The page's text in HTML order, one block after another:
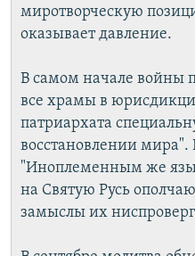
миротворческую
оказывает давление.
В самом начале войны
все храмы в
патриархата
восстановлении мира".
"Иноплеменным же
на Святую Русь
замыслы их